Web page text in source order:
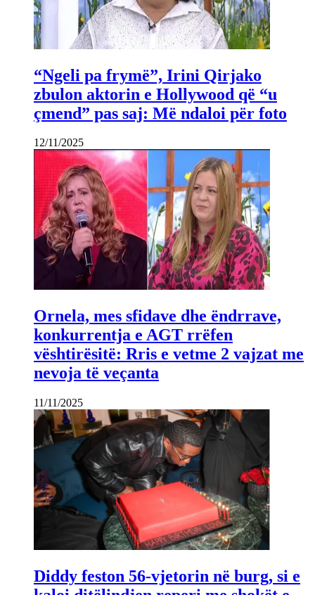
“Ngeli pa frymë”, Irini Qirjako
zbulon aktorin e Hollywood që “u
çmend” pas saj: Më ndaloi për foto
12/11/2025
Ornela, mes sfidave dhe ëndrrave,
konkurrentja e AGT rrëfen
vështirësitë: Rris e vetme 2 vajzat me
nevoja të veçanta
11/11/2025
Diddy feston 56-vjetorin në burg, si e